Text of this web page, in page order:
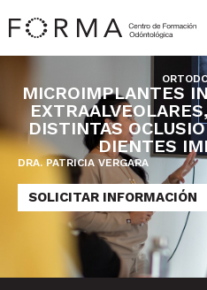
MICROIMPLANTES
DISTINTAS
DIENTES
DRA. PATRICIA VERGARA
SOLICITAR INFORMACIÓN